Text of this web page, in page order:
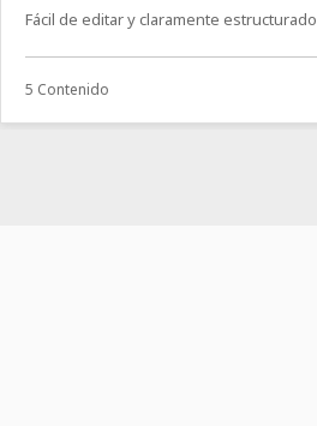
Fácil de editar y claramente estructurado
5 Contenido